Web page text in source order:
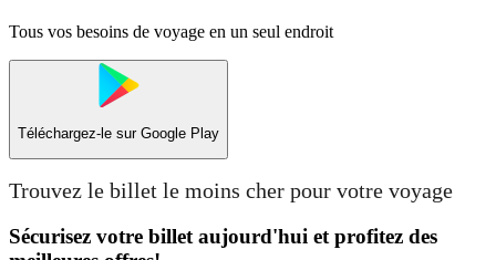
Tous vos besoins de voyage en un seul endroit
Téléchargez-le sur Google Play
Trouvez le billet le moins cher pour votre voyage
Sécurisez votre billet aujourd'hui et profitez des